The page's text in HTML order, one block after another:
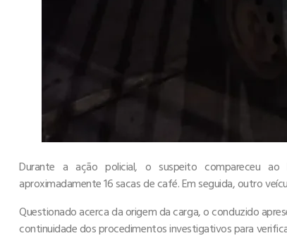
Durante a ação policial, o suspeito compareceu ao
aproximadamente 16 sacas de café. Em seguida, outro
Questionado acerca da origem da carga, o conduzido
continuidade dos procedimentos investigativos para